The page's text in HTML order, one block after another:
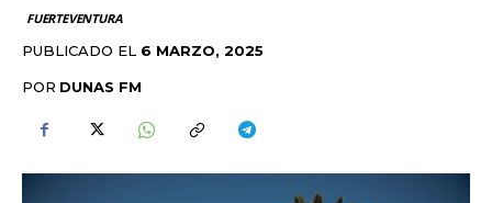
FUERTEVENTURA
PUBLICADO EL 6 MARZO, 2025
POR DUNAS FM